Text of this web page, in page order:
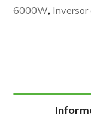
6000W,